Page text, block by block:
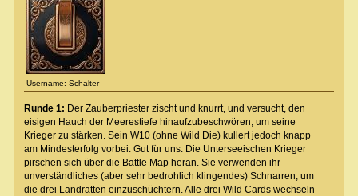
Username: Schalter
Runde 1: Der Zauberpriester zischt und knurrt, und versucht, den
eisigen Hauch der Meerestiefe hinaufzubeschwören, um seine
Krieger zu stärken. Sein W10 (ohne Wild Die) kullert jedoch knapp
am Mindesterfolg vorbei. Gut für uns. Die Unterseeischen Krieger
pirschen sich über die Battle Map heran. Sie verwenden ihr
unverständliches (aber sehr bedrohlich klingendes) Schnarren, um
die drei Landratten einzuschüchtern. Alle drei Wild Cards wechseln